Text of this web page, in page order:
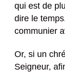
qui est de
dire le
communier
Or, si un
Seigneur,